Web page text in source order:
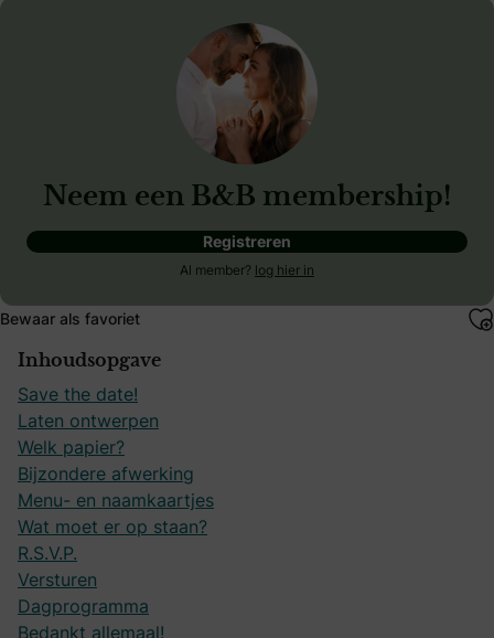
Neem een B&B membership!
Registreren
Al member? log hier in
Bewaar als favoriet
Inhoudsopgave
Save the date!
Laten ontwerpen
Welk papier?
Bijzondere afwerking
Menu- en naamkaartjes
Wat moet er op staan?
R.S.V.P.
Versturen
Dagprogramma
Bedankt allemaal!